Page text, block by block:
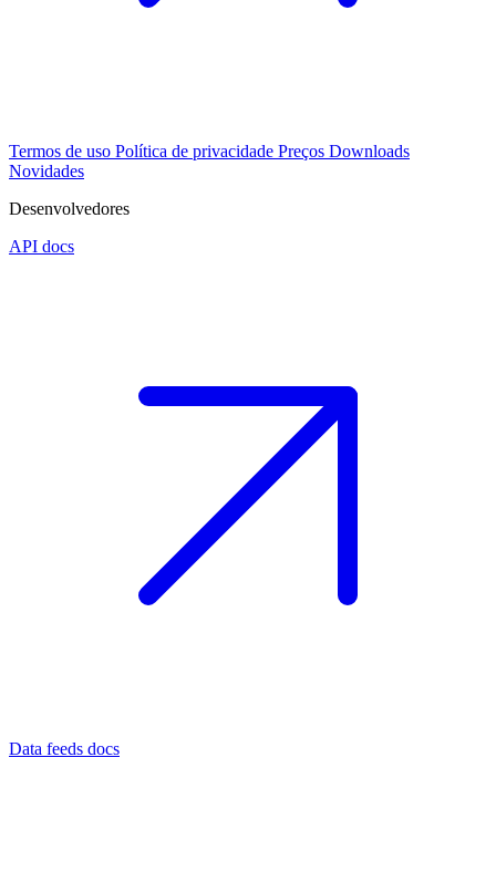
Termos de uso Política de privacidade Preços Downloads
Novidades
Desenvolvedores
API docs
Data feeds docs